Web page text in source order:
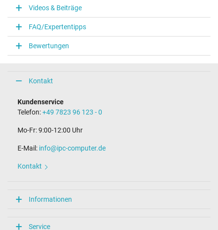
Notebook Stecker
Steckertyp / -form
rund / 90° abgewinkelt
Steckerlänge (mm)
9,8 mm
4,0 mm / 1,2 mm
Länge Anschlusskabel (m) (ca.)
2.00 m
Maße
Länge / Breite / Höhe
Überlast-, kurzschluss- und überhitzungsgeschützt
CE
Videos & Beiträge
FAQ/Expertentipps
Bewertungen
Kontakt
Kundenservice
Telefon:+49 7823 96 123 - 0
Mo-Fr: 9:00-12:00 Uhr
E-Mail: info@ipc-computer.de
Kontakt
Informationen
Service